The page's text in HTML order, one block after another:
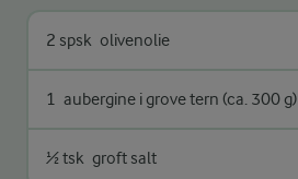
2 spsk olivenolie
1 aubergine i grove tern (ca. 300 g)
½ tsk groft salt